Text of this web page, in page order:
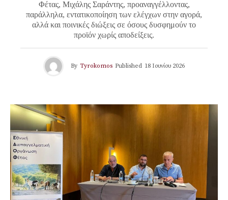
Φέτας, Μιχάλης Σαράντης, προαναγγέλλοντας,
παράλληλα, εντατικοποίηση των ελέγχων στην αγορά,
αλλά και ποινικές διώξεις σε όσους δυσφημούν το
προϊόν χωρίς αποδείξεις.
By Tyrokomos Published 18 Ιουνίου 2026